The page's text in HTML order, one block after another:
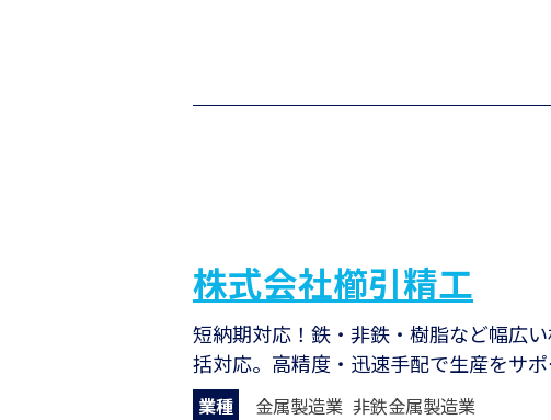
株式会社櫛引精工
短納期対応！鉄・非鉄・樹脂など幅広
括対応。高精度・迅速手配で生産をサポ
業種 金属製造業 非鉄金属製造業